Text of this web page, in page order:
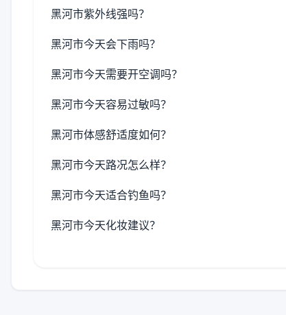
黑河市紫外线强吗？
黑河市今天会下雨吗？
黑河市今天需要开空调吗？
黑河市今天容易过敏吗？
黑河市体感舒适度如何？
黑河市今天路况怎么样？
黑河市今天适合钓鱼吗？
黑河市今天化妆建议？